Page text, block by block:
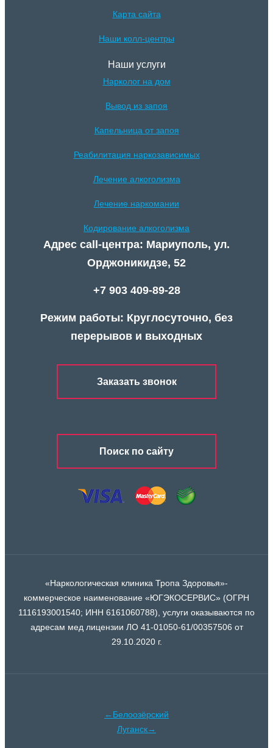
Карта сайта
Наши колл-центры
Наши услуги
Нарколог на дом
Вывод из запоя
Капельница от запоя
Реабилитация наркозависимых
Лечение алкоголизма
Лечение наркомании
Кодирование алкоголизма
Адрес call-центра: Мариуполь, ул.
Орджоникидзе, 52
+7 903 409-89-28
Режим работы: Круглосуточно, без
перерывов и выходных
Заказать звонок
Поиск по сайту
«Наркологическая клиника Тропа Здоровья»-
коммерческое наименование «ЮГЭКОСЕРВИС» (ОГРН
1116193001540; ИНН 6161060788), услуги оказываются по
адресам мед лицензии ЛО 41-01050-61/00357506 от
29.10.2020 г.
←Белоозёрский
Луганск→